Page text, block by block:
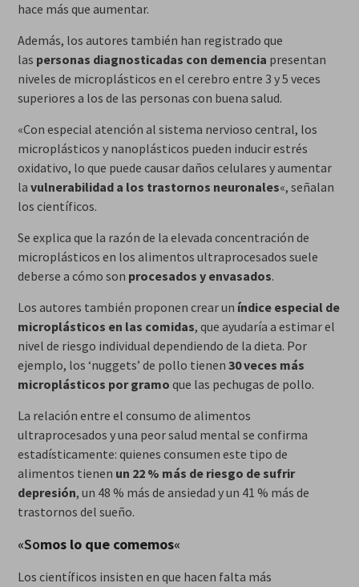
hace más que aumentar.
Además, los autores también han registrado que
las personas diagnosticadas con demencia presentan
niveles de microplásticos en el cerebro entre 3 y 5 veces
superiores a los de las personas con buena salud.
«Con especial atención al sistema nervioso central, los
microplásticos y nanoplásticos pueden inducir estrés
oxidativo, lo que puede causar daños celulares y aumentar
la vulnerabilidad a los trastornos neuronales«, señalan
los científicos.
Se explica que la razón de la elevada concentración de
microplásticos en los alimentos ultraprocesados suele
deberse a cómo son procesados y envasados.
Los autores también proponen crear un índice especial de
microplásticos en las comidas, que ayudaría a estimar el
nivel de riesgo individual dependiendo de la dieta. Por
ejemplo, los ‘nuggets’ de pollo tienen 30 veces más
microplásticos por gramo que las pechugas de pollo.
La relación entre el consumo de alimentos
ultraprocesados y una peor salud mental se confirma
estadísticamente: quienes consumen este tipo de
alimentos tienen un 22 % más de riesgo de sufrir
depresión, un 48 % más de ansiedad y un 41 % más de
trastornos del sueño.
«Somos lo que comemos«
Los científicos insisten en que hacen falta más